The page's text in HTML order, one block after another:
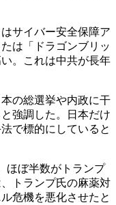
サイバー安全保障ア
は「ドラゴンブリッ
。これは中共が長年
の総選挙や内政に干
強調した。日本だけ
で標的にしていると
ほぼ半数がトランプ
トランプ氏の麻薬対
危機を悪化させたと